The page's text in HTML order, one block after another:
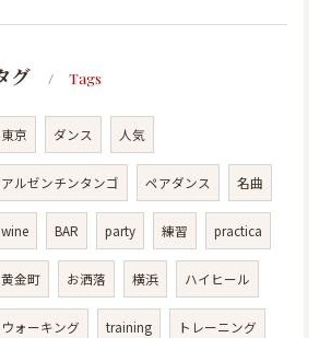
グ Tags
東京 ダンス 人気
アルゼンチンタンゴ ペアダンス 名曲
wine BAR party 練習 practica
黄金町 お洒落 横浜 ハイヒール
ウォーキング training トレーニング